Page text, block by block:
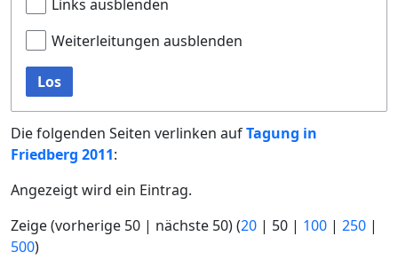
Links ausblenden
Weiterleitungen ausblenden
Los
Die folgenden Seiten verlinken aufTagung in
Friedberg 2011:
Angezeigt wird ein Eintrag.
Zeige (vorherige 50 | nächste 50) (20 | 50 | 100 | 250 |
500)